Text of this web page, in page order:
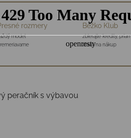
rozmery
model
Bežko Klub
zbierajte kredity,
zľavu na nákup
peračník s výbavou